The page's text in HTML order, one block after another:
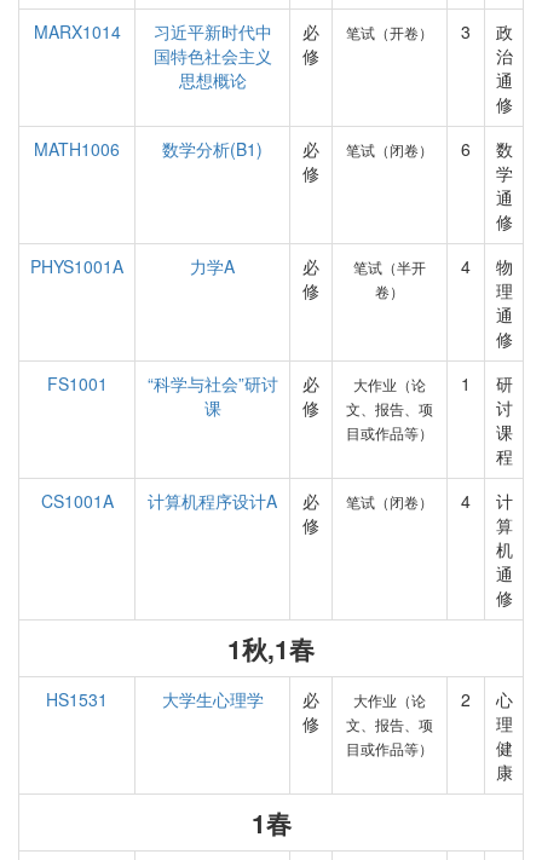
MARX1014
习近平新时代中
国特色社会主义
思想概论
必
修
笔试（开卷） 3
政
治
通
修
MATH1006
数学分析(B1)
必
修
笔试（闭卷） 6
数
学
通
修
PHYS1001A
力学A
必
修
笔试（半开
卷）
4
物
理
通
修
FS1001
“科学与社会”研讨
课
必
修
大作业（论
文、报告、项
目或作品等）
1
研
讨
课
程
CS1001A
计算机程序设计A
必
修
笔试（闭卷） 4
计
算
机
通
修
1秋,1春
HS1531 大学生心理学
必
修
大作业（论
文、报告、项
目或作品等）
2
心
理
健
康
1春